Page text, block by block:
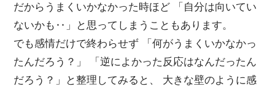
だからうまくいかなかった時ほど 「自分は向いてい
ないかも‥」と思ってしまうこともあります。
でも感情だけで終わらせず 「何がうまくいかなかっ
たんだろう？」 「逆によかった反応はなんだったん
だろう？」と整理してみると、 大きな壁のように感